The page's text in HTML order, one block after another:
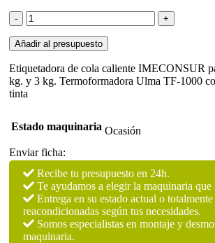
Etiquetadora
de
cola
caliente
IMECONSUR
cantidad
Añadir al presupuesto
Etiquetadora de cola caliente IMECONSUR
kg. y 3 kg. Termoformadora Ulma TF-1000
tinta
Estado maquinaria Ocasión
Enviar ficha:
Recibe tu presupuesto en 24h.
Te ayudamos a elegir la maquinaria que
Entrega en su estado actual o totalmente
reacondicionadas según tus necesidades.
Somos especialistas en montaje y
maquinaria.